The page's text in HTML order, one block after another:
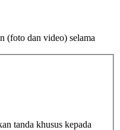
(foto dan video) selama
tanda khusus kepada